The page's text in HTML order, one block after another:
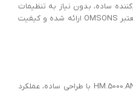
ساده، بدون نیاز به تنظیمات
دیجیتال دارند. این دستگاه از برند معتبر OMSONS ارائه شده و کیفیت
منتل حرارتی آنالوگ OMSONS مدل HM.5000.AN با طراحی ساده، عملکرد